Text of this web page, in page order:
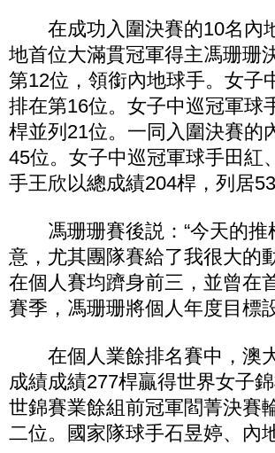
在成功入圍決賽的10名內
地首位大滿貫冠軍得主馮珊珊
第12位，領銜內地球手。女子
排在第16位。女子中巡冠軍球
桿並列21位。一同入圍決賽的
45位。女子中巡冠軍球手田紅
手王欣以總成績204桿，列居53
馮珊珊賽後説：“今天的推
意，尤其團隊賽給了我很大的
在個人賽均躋身前三，並曾在
賽季，馮珊珊將個人年度目標
在個人業餘排名賽中，澳
成績成績277桿贏得世界女子
世錦賽業餘組前冠軍閻菁決賽
二位。國家隊球手石昱婷、內